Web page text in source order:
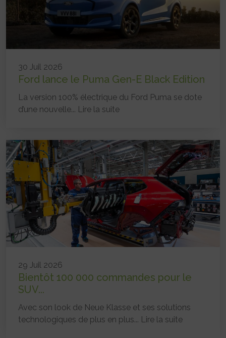
30 Juil 2026
Ford lance le Puma Gen-E Black Edition
La version 100% électrique du Ford Puma se dote
d’une nouvelle... Lire la suite
29 Juil 2026
Bientôt 100 000 commandes pour le
SUV...
Avec son look de Neue Klasse et ses solutions
technologiques de plus en plus... Lire la suite